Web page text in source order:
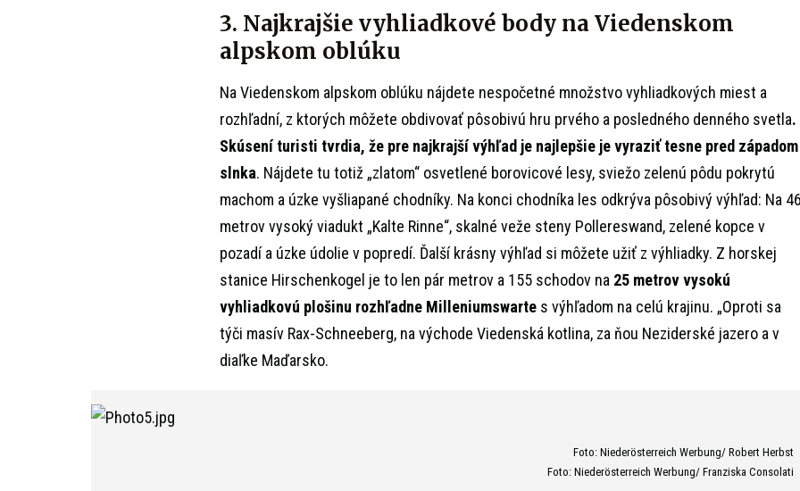
3. Najkrajšie vyhliadkové body na Viedenskom
alpskom oblúku
Na Viedenskom alpskom oblúku nájdete nespočetné množstvo vyhliadkových miest a
rozhľadní, z ktorých môžete obdivovať pôsobivú hru prvého a posledného denného svetla.
Skúsení turisti tvrdia, že pre najkrajší výhľad je najlepšie je vyraziť tesne pred západom
slnka. Nájdete tu totiž „zlatom“ osvetlené borovicové lesy, sviežo zelenú pôdu pokrytú
machom a úzke vyšliapané chodníky. Na konci chodníka les odkrýva pôsobivý výhľad: Na 46
metrov vysoký viadukt „Kalte Rinne“, skalné veže steny Pollereswand, zelené kopce v
pozadí a úzke údolie v popredí. Ďalší krásny výhľad si môžete užiť z výhliadky. Z horskej
stanice Hirschenkogel je to len pár metrov a 155 schodov na 25 metrov vysokú
vyhliadkovú plošinu rozhľadne Milleniumswarte s výhľadom na celú krajinu. „Oproti sa
týči masív Rax-Schneeberg, na východe Viedenská kotlina, za ňou Neziderské jazero a v
diaľke Maďarsko.
Foto: Niederösterreich Werbung/ Robert Herbst
Foto: Niederösterreich Werbung/ Franziska Consolati